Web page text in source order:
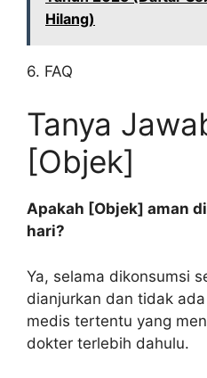
Hilang)
6. FAQ
Tanya
[Objek]
Apakah [Objek] aman
hari?
Ya, selama dikonsumsi
dianjurkan dan tidak
medis tertentu yang
dokter terlebih dahulu.